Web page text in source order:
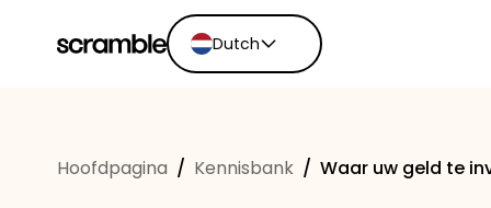
Dutch
Español
Hoofdpagina / Kennisbank / Waar uw geld te